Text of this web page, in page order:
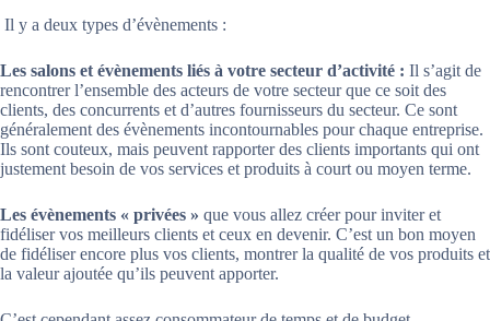
Il y a deux types d’évènements :
Les salons et évènements liés à votre secteur d’activité : Il s’agit de
rencontrer l’ensemble des acteurs de votre secteur que ce soit des
clients, des concurrents et d’autres fournisseurs du secteur. Ce sont
généralement des évènements incontournables pour chaque entreprise.
Ils sont couteux, mais peuvent rapporter des clients importants qui ont
justement besoin de vos services et produits à court ou moyen terme.
Les évènements « privées » que vous allez créer pour inviter et
fidéliser vos meilleurs clients et ceux en devenir. C’est un bon moyen
de fidéliser encore plus vos clients, montrer la qualité de vos produits et
la valeur ajoutée qu’ils peuvent apporter.